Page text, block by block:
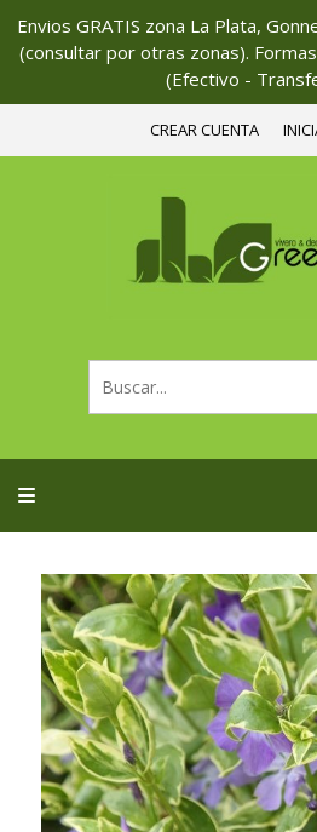
Envios GRATIS zona La Plata,
(consultar por otras zonas).
(Efectivo -
CREAR CUENTA